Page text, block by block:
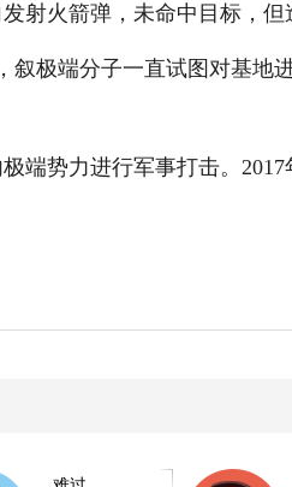
火箭弹，未命中目标，但
端分子一直试图对基地
势力进行军事打击。2017